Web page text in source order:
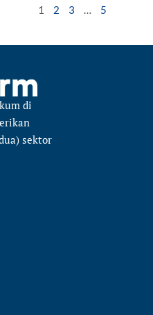
1 2 3 … 5
di
sektor